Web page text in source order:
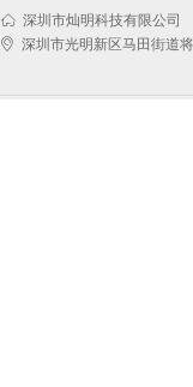
ꀷ 深圳市光明新区马田街道
ꀇ 深圳市灿明科技有限公司